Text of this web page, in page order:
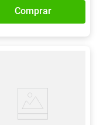
Comprar